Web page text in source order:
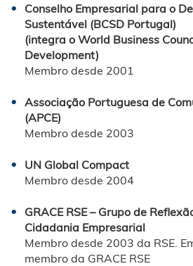
Conselho Empresarial para o
Sustentável (BCSD Portugal)
(integra o World Business
Development)
Membro desde 2001
Associação Portuguesa de
(APCE)
Membro desde 2003
UN Global Compact
Membro desde 2004
GRACE RSE – Grupo de
Cidadania Empresarial
Membro desde 2003 da RSE.
membro da GRACE RSE